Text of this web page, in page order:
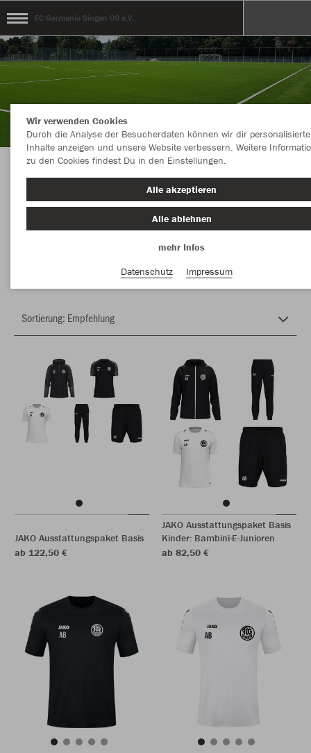
FC Germania Singen 09 e.V.
FC Germania Singen 09 e.V. - TRADITION SEIT
1909!
Farbe
JAKO Ausstattungspaket Basis
ab 122,50 €
JAKO Ausstattungspaket Basis
Kinder: Bambini-E-Junioren
ab 82,50 €
Wir verwenden Cookies
Durch die Analyse der Besucherdaten können wir dir personalisierte
Inhalte anzeigen und unsere Website verbessern. Weitere
zu den Cookies findest Du in den Einstellungen.
Alle akzeptieren
Alle ablehnen
mehr Infos
Datenschutz
Impressum